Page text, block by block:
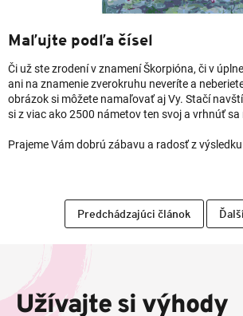
Maľujte podľa čísel
Či už ste zrodení v znamení Škorpióna, či v
ani na znamenie zverokruhu neveríte a
obrázok si môžete namaľovať aj Vy. Stačí
si z viac ako 2500 námetov ten svoj a vrhnúť sa
Prajeme Vám dobrú zábavu a radosť z
Predchádzajúci článok
ä Užívajte si výhody